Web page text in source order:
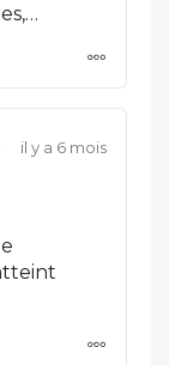
pas
il y a 6 mois